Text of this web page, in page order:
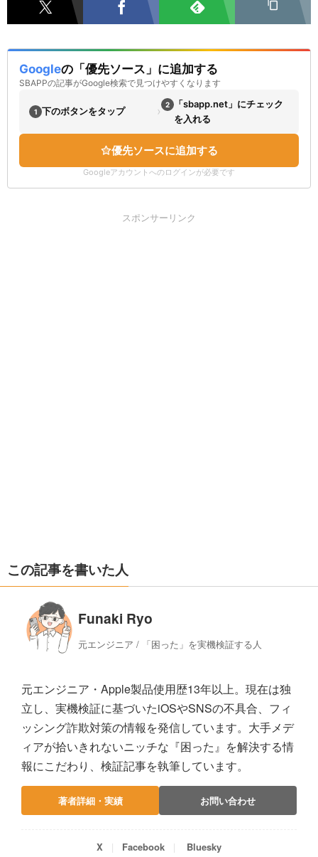
Googleの「優先ソース」に追加する
SBAPPの記事がGoogle検索で見つけやすくなります
1 下のボタンをタップ › 2
「sbapp.net」にチェック
を入れる
優先ソースに追加する
Googleアカウントへのログインが必要です
スポンサーリンク
この記事を書いた人
Funaki Ryo
元エンジニア / 「困った」を実機検証する人
元エンジニア・Apple製品使用歴13年以上。現在は独
立し、実機検証に基づいたiOSやSNSの不具合、フィ
ッシング詐欺対策の情報を発信しています。大手メデ
ィアが拾いきれないニッチな『困った』を解決する情
報にこだわり、検証記事を執筆しています。
著者詳細・実績 お問い合わせ
X Facebook Bluesky